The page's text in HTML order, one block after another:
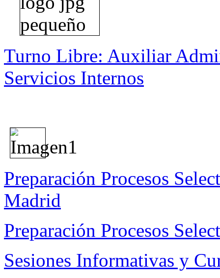
Turno Libre: Auxiliar
Servicios Internos
Preparación Procesos
Madrid
Preparación Procesos
Sesiones Informativas y